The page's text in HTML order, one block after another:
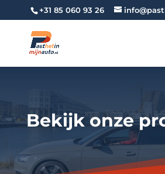
+31 85 060 93 26
Bekijk onze